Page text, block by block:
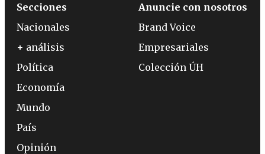
Secciones
Nacionales
+ análisis
Política
Economía
Mundo
País
Opinión
Anuncie con nosotros
Brand Voice
Empresariales
Colección ÚH